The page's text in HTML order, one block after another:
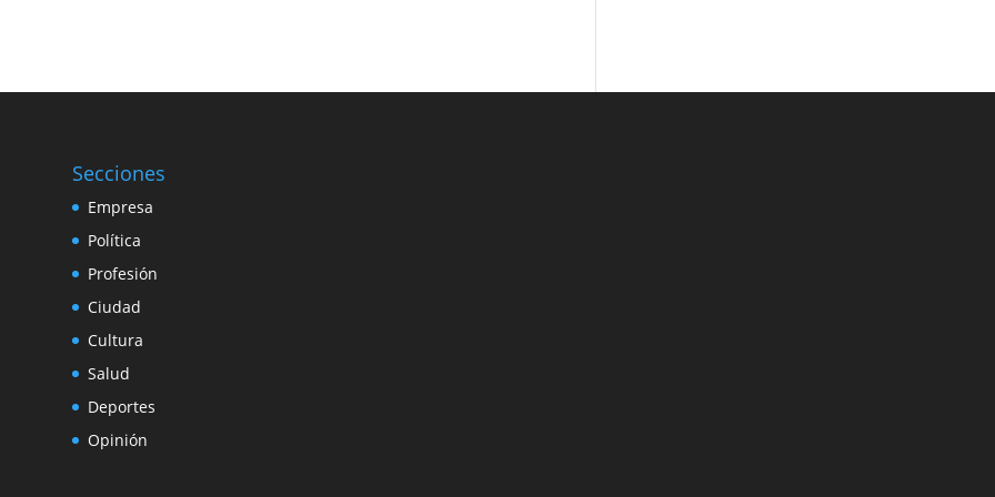
Secciones
Empresa
Política
Profesión
Ciudad
Cultura
Salud
Deportes
Opinión